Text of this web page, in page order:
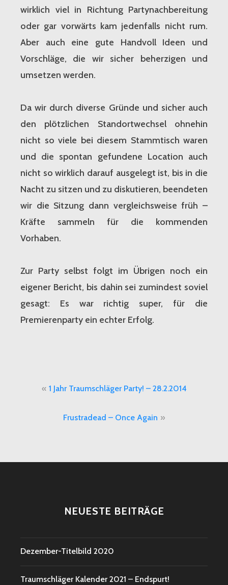
wirklich viel in Richtung Partynachbereitung
oder gar vorwärts kam jedenfalls nicht rum.
Aber auch eine gute Handvoll Ideen und
Vorschläge, die wir sicher beherzigen und
umsetzen werden.
Da wir durch diverse Gründe und sicher auch
den plötzlichen Standortwechsel ohnehin
nicht so viele bei diesem Stammtisch waren
und die spontan gefundene Location auch
nicht so wirklich darauf ausgelegt ist, bis in die
Nacht zu sitzen und zu diskutieren, beendeten
wir die Sitzung dann vergleichsweise früh –
Kräfte sammeln für die kommenden
Vorhaben.
Zur Party selbst folgt im Übrigen noch ein
eigener Bericht, bis dahin sei zumindest soviel
gesagt: Es war richtig super, für die
Premierenparty ein echter Erfolg.
Beitragsnavigation
1 Jahr Traumschläger Party! – 28.2.2014
Frustradead – Once Again
NEUESTE BEITRÄGE
Dezember-Titelbild 2020
Traumschläger Kalender 2021 – Endspurt!